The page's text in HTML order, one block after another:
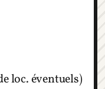
loc. éventuels)